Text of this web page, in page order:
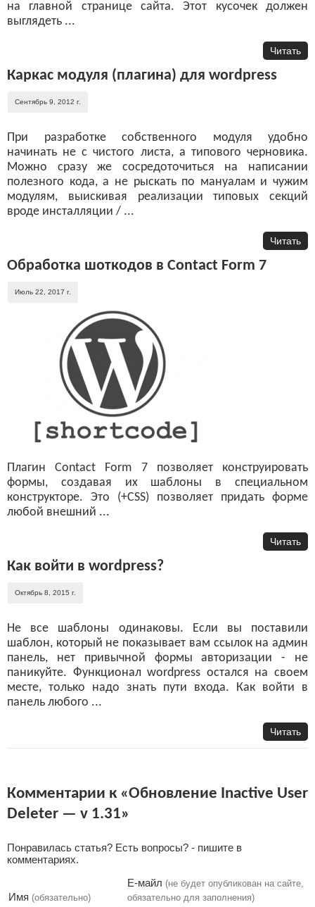
на главной странице сайта. Этот кусочек должен
выглядеть ...
Читать
Каркас модуля (плагина) для wordpress
Сентябрь 9, 2012 г.
При разработке собственного модуля удобно
начинать не с чистого листа, а типового черновика.
Можно сразу же сосредоточиться на написании
полезного кода, а не рыскать по мануалам и чужим
модулям, выискивая реализации типовых секций
вроде инсталляции / ...
Читать
Обработка шоткодов в Contact Form 7
Июль 22, 2017 г.
Плагин Contact Form 7 позволяет конструировать
формы, создавая их шаблоны в специальном
конструкторе. Это (+CSS) позволяет придать форме
любой внешний ...
Читать
Как войти в wordpress?
Октябрь 8, 2015 г.
Не все шаблоны одинаковы. Если вы поставили
шаблон, который не показывает вам ссылок на админ
панель, нет привычной формы авторизации - не
паникуйте. Функционал wordpress остался на своем
месте, только надо знать пути входа. Как войти в
панель любого ...
Читать
Комментарии к «Обновление Inactive User
Deleter — v 1.31»
Понравилась статья? Есть вопросы? - пишите в
комментариях.
Имя (обязательно)
Е-майл (не будет опубликован на сайте,
обязательно для заполнения)